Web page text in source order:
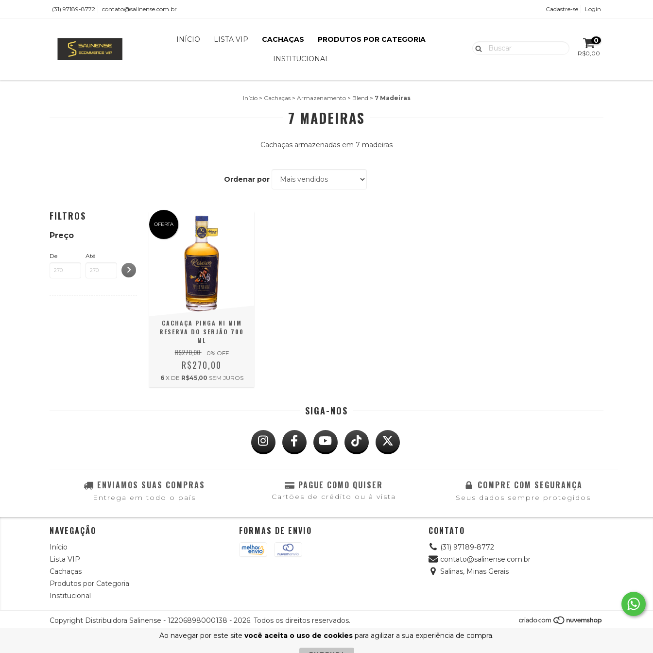
Ao navegar por este site você aceita o uso de cookies para agilizar a sua experiência de compra.
(31) 97189-8772 contato@salinense.com.br Cadastre-se Login
INÍCIO LISTA VIP CACHAÇAS PRODUTOS POR CATEGORIA
INSTITUCIONAL
0
R$0,00
Início > Cachaças > Armazenamento > Blend > 7 Madeiras
7 MADEIRAS
Cachaças armazenadas em 7 madeiras
Ordenar por
FILTROS
Preço
De Até
OFERTA
CACHAÇA PINGA NI MIM
RESERVA DO SERJÃO 700
ML
R$270,00 0% OFF
R$270,00
6 X DE R$45,00 SEM JUROS
SIGA-NOS
ENVIAMOS SUAS COMPRAS
Entrega em todo o país
PAGUE COMO QUISER
Cartões de crédito ou à vista
COMPRE COM SEGURANÇA
Seus dados sempre protegidos
NAVEGAÇÃO
Início
Lista VIP
Cachaças
Produtos por Categoria
Institucional
FORMAS DE ENVIO CONTATO
(31) 97189-8772
contato@salinense.com.br
Salinas, Minas Gerais
Copyright Distribuidora Salinense - 12206898000138 - 2026. Todos os direitos reservados.